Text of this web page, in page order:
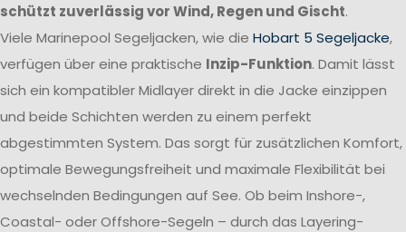
schützt zuverlässig vor Wind, Regen und Gischt.
Viele Marinepool Segeljacken, wie die Hobart 5 Segeljacke,
verfügen über eine praktische Inzip-Funktion. Damit lässt
sich ein kompatibler Midlayer direkt in die Jacke einzippen
und beide Schichten werden zu einem perfekt
abgestimmten System. Das sorgt für zusätzlichen Komfort,
optimale Bewegungsfreiheit und maximale Flexibilität bei
wechselnden Bedingungen auf See. Ob beim Inshore-,
Coastal- oder Offshore-Segeln – durch das Layering-